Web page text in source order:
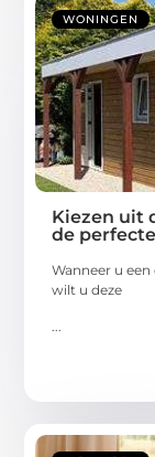
WONINGEN
Kiezen uit
de
Wanneer u
wilt u deze